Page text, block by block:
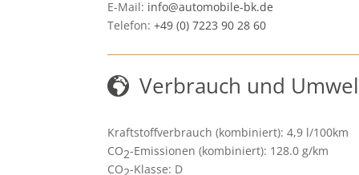
E-Mail: info@automobile-bk.de
Telefon:+49 (0) 7223 90 28 60
Verbrauch und
Kraftstoffverbrauch (kombiniert):4,9 l/100km
CO2-Emissionen (kombiniert): 128.0 g/km
CO -Klasse: D